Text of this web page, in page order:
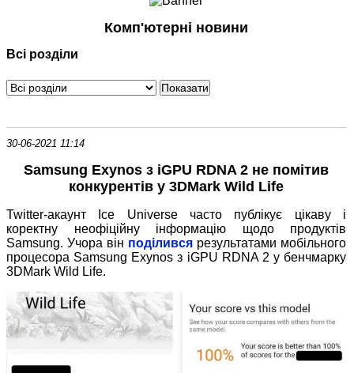
Периферія
Програмне забезпечення
Комп'ютерні новини
Всі розділи
30-06-2021 11:14
Samsung Exynos з iGPU RDNA 2 не помітив
конкурентів у 3DMark Wild Life
Twitter-акаунт Ice Universe часто публікує цікаву і
коректну неофіційну інформацію щодо продуктів
Samsung. Учора він поділився результатами мобільного
процесора Samsung Exynos з iGPU RDNA 2 у бенчмарку
3DMark Wild Life.